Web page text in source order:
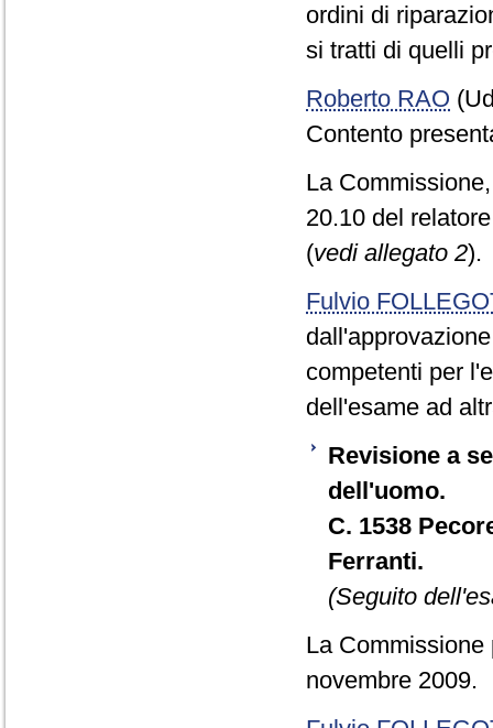
ordini di
si tratti di quelli
Roberto RAO
Contento
La
20.10 del
(vedi allegato 2).
Fulvio
competenti per
dell'esame ad
Revisione a
dell'uomo.
C. 1538
Ferranti.
(Seguito
La Commissione
novembre 2009.